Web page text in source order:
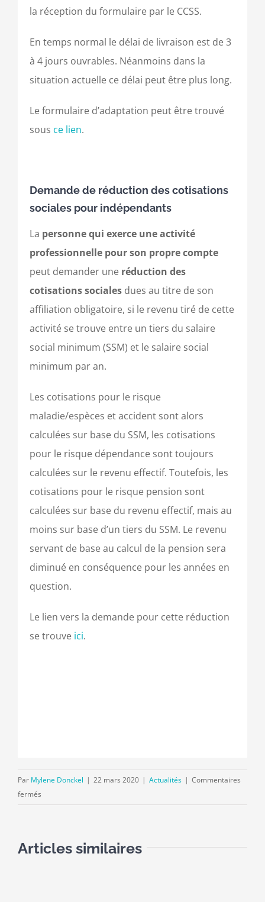
la réception du formulaire par le CCSS.
En temps normal le délai de livraison est de 3
à 4 jours ouvrables. Néanmoins dans la
situation actuelle ce délai peut être plus long.
Le formulaire d’adaptation peut être trouvé
sous ce lien.
Demande de réduction des cotisations
sociales pour indépendants
La personne qui exerce une activité
professionnelle pour son propre compte
peut demander une réduction des
cotisations sociales dues au titre de son
affiliation obligatoire, si le revenu tiré de cette
activité se trouve entre un tiers du salaire
social minimum (SSM) et le salaire social
minimum par an.
Les cotisations pour le risque
maladie/espèces et accident sont alors
calculées sur base du SSM, les cotisations
pour le risque dépendance sont toujours
calculées sur le revenu effectif. Toutefois, les
cotisations pour le risque pension sont
calculées sur base du revenu effectif, mais au
moins sur base d’un tiers du SSM. Le revenu
servant de base au calcul de la pension sera
diminué en conséquence pour les années en
question.
Le lien vers la demande pour cette réduction
se trouve ici.
Par Mylene Donckel | 22 mars 2020 | Actualités | Commentaires
fermés
des
Articles similaires